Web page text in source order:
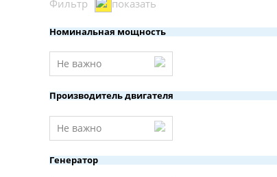
Фильтр показать
Номинальная мощность
Не важно
Производитель двигателя
Не важно
Генератор